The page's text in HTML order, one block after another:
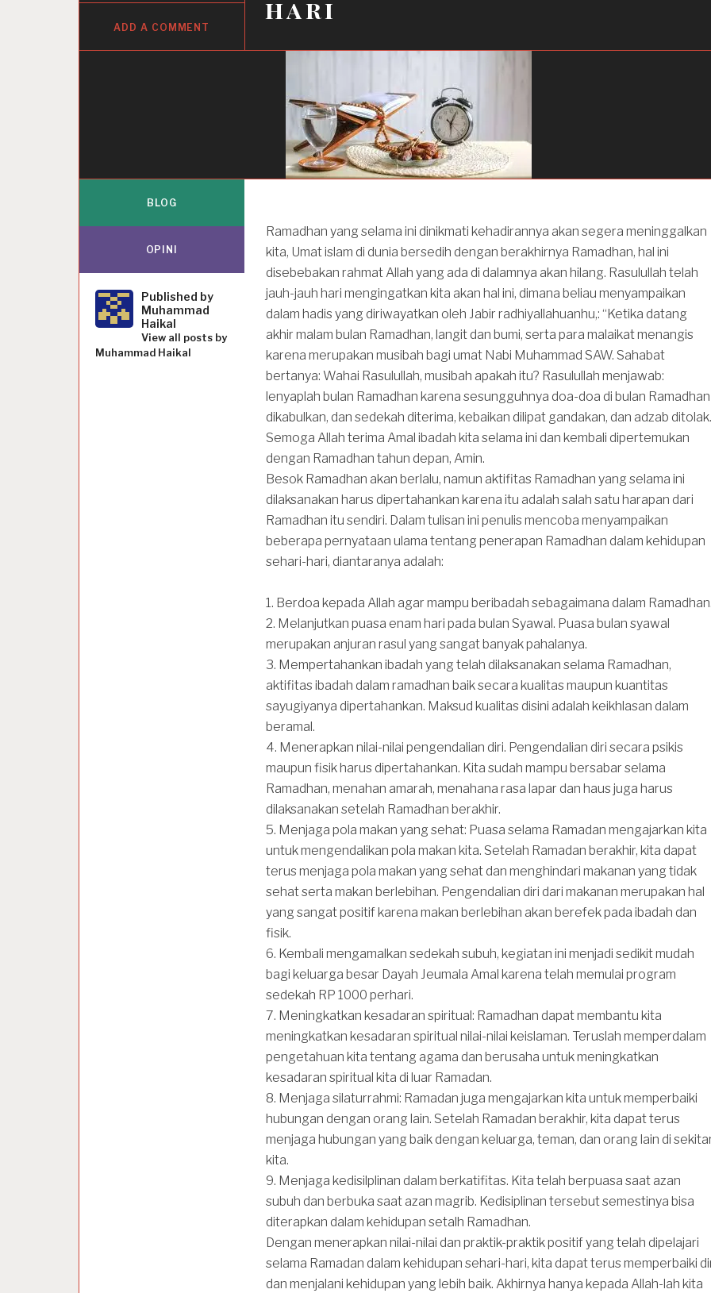
hari
ADD A COMMENT
Ramadhan yang selama ini dinikmati kehadirannya akan segera meninggalkan
kita, Umat islam di dunia bersedih dengan berakhirnya Ramadhan, hal ini
disebebakan rahmat Allah yang ada di dalamnya akan hilang. Rasulullah telah
jauh-jauh hari mengingatkan kita akan hal ini, dimana beliau menyampaikan
dalam hadis yang diriwayatkan oleh Jabir radhiyallahuanhu,: “Ketika datang
akhir malam bulan Ramadhan, langit dan bumi, serta para malaikat menangis
karena merupakan musibah bagi umat Nabi Muhammad SAW. Sahabat
bertanya: Wahai Rasulullah, musibah apakah itu? Rasulullah menjawab:
lenyaplah bulan Ramadhan karena sesungguhnya doa-doa di bulan Ramadhan
dikabulkan, dan sedekah diterima, kebaikan dilipat gandakan, dan adzab
Semoga Allah terima Amal ibadah kita selama ini dan kembali dipertemukan
dengan Ramadhan tahun depan, Amin.
Besok Ramadhan akan berlalu, namun aktifitas Ramadhan yang selama ini
dilaksanakan harus dipertahankan karena itu adalah salah satu harapan dari
Ramadhan itu sendiri. Dalam tulisan ini penulis mencoba menyampaikan
beberapa pernyataan ulama tentang penerapan Ramadhan dalam kehidupan
sehari-hari, diantaranya adalah:
1. Berdoa kepada Allah agar mampu beribadah sebagaimana dalam
2. Melanjutkan puasa enam hari pada bulan Syawal. Puasa bulan syawal
merupakan anjuran rasul yang sangat banyak pahalanya.
3. Mempertahankan ibadah yang telah dilaksanakan selama Ramadhan,
aktifitas ibadah dalam ramadhan baik secara kualitas maupun kuantitas
sayugiyanya dipertahankan. Maksud kualitas disini adalah keikhlasan dalam
beramal.
4. Menerapkan nilai-nilai pengendalian diri. Pengendalian diri secara psikis
maupun fisik harus dipertahankan. Kita sudah mampu bersabar selama
Ramadhan, menahan amarah, menahana rasa lapar dan haus juga harus
dilaksanakan setelah Ramadhan berakhir.
5. Menjaga pola makan yang sehat: Puasa selama Ramadan mengajarkan kita
untuk mengendalikan pola makan kita. Setelah Ramadan berakhir, kita dapat
terus menjaga pola makan yang sehat dan menghindari makanan yang tidak
sehat serta makan berlebihan. Pengendalian diri dari makanan merupakan hal
yang sangat positif karena makan berlebihan akan berefek pada ibadah dan
fisik.
6. Kembali mengamalkan sedekah subuh, kegiatan ini menjadi sedikit mudah
bagi keluarga besar Dayah Jeumala Amal karena telah memulai program
sedekah RP 1000 perhari.
7. Meningkatkan kesadaran spiritual: Ramadhan dapat membantu kita
meningkatkan kesadaran spiritual nilai-nilai keislaman. Teruslah memperdalam
pengetahuan kita tentang agama dan berusaha untuk meningkatkan
kesadaran spiritual kita di luar Ramadan.
8. Menjaga silaturrahmi: Ramadan juga mengajarkan kita untuk memperbaiki
hubungan dengan orang lain. Setelah Ramadan berakhir, kita dapat terus
menjaga hubungan yang baik dengan keluarga, teman, dan orang lain di
kita.
9. Menjaga kedisilplinan dalam berkatifitas. Kita telah berpuasa saat azan
subuh dan berbuka saat azan magrib. Kedisiplinan tersebut semestinya bisa
diterapkan dalam kehidupan setalh Ramadhan.
Dengan menerapkan nilai-nilai dan praktik-praktik positif yang telah dipelajari
selama Ramadan dalam kehidupan sehari-hari, kita dapat terus memperbaiki
dan menjalani kehidupan yang lebih baik. Akhirnya hanya kepada Allah-lah kita
BLOG
OPINI
Published by
Muhammad
Haikal
View all posts by
Muhammad Haikal